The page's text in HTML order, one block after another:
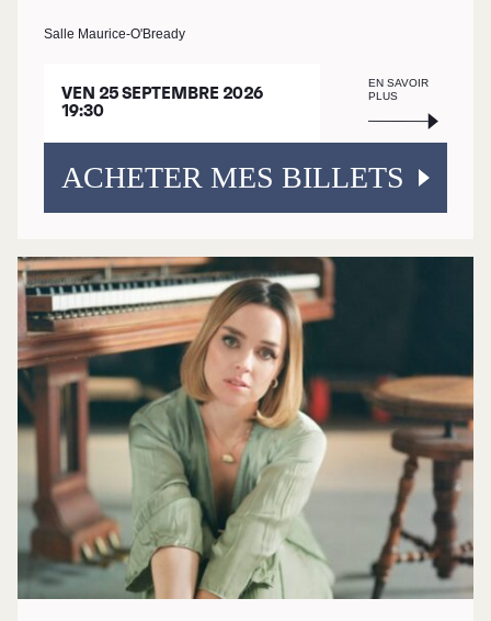
Salle Maurice-O'Bready
VEN 25 SEPTEMBRE 2026
19:30
EN SAVOIR
PLUS
ACHETER MES BILLETS